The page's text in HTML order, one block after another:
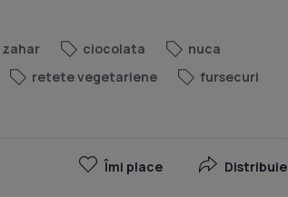
zahar ciocolata
nuca
retete vegetariene fursecuri
Îmi place Distribuie